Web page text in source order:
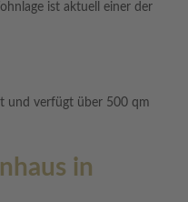
ist aktuell einer der
und verfügt über 500 qm
in